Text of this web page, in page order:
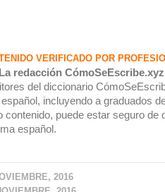
VERIFICADO POR
La redacción CómoSeEscribe.xyz
del diccionario
incluyendo a graduados
contenido, puede estar seguro de
español.
2016